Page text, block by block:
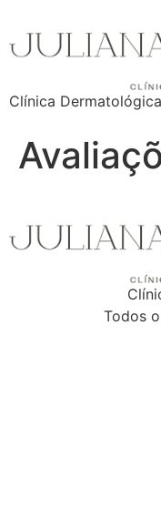
Clínica Dermatológica
Todos